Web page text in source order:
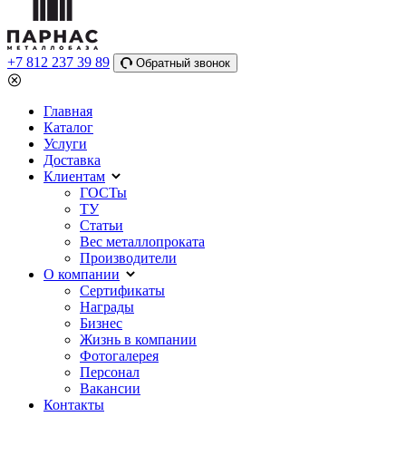
+7 812 237 39 89 Обратный звонок
Главная
Каталог
Услуги
Доставка
Клиентам
ГОСТы
ТУ
Статьи
Вес металлопроката
Производители
О компании
Сертификаты
Награды
Бизнес
Жизнь в компании
Фотогалерея
Персонал
Вакансии
Контакты